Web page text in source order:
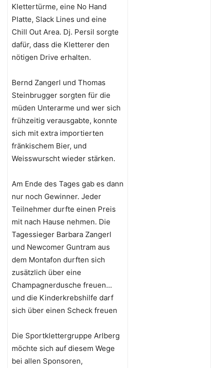
Klettertürme, eine No Hand
Platte, Slack Lines und eine
Chill Out Area. Dj. Persil sorgte
dafür, dass die Kletterer den
nötigen Drive erhalten.
Bernd Zangerl und Thomas
Steinbrugger sorgten für die
müden Unterarme und wer sich
frühzeitig verausgabte, konnte
sich mit extra importierten
fränkischem Bier, und
Weisswurscht wieder stärken.
Am Ende des Tages gab es dann
nur noch Gewinner. Jeder
Teilnehmer durfte einen Preis
mit nach Hause nehmen. Die
Tagessieger Barbara Zangerl
und Newcomer Guntram aus
dem Montafon durften sich
zusätzlich über eine
Champagnerdusche freuen…
und die Kinderkrebshilfe darf
sich über einen Scheck freuen
Die Sportklettergruppe Arlberg
möchte sich auf diesem Wege
bei allen Sponsoren,